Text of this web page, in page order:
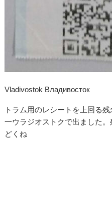
Vladivostok Владивосток
トラム用のレシートを上回る
一ウラジオストクで出ました
どくね